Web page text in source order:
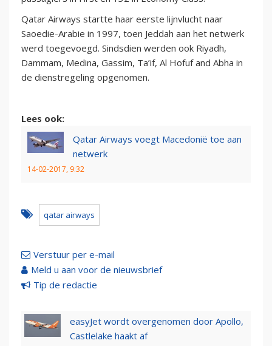
Qatar Airways startte haar eerste lijnvlucht naar
Saoedie-Arabie in 1997, toen Jeddah aan het netwerk
werd toegevoegd. Sindsdien werden ook Riyadh,
Dammam, Medina, Gassim, Ta’if, Al Hofuf and Abha in
de dienstregeling opgenomen.
Lees ook:
Qatar Airways voegt Macedonië toe aan
netwerk
14-02-2017, 9:32
qatar airways
Verstuur per e-mail
Meld u aan voor de nieuwsbrief
Tip de redactie
easyJet wordt overgenomen door Apollo,
Castlelake haakt af